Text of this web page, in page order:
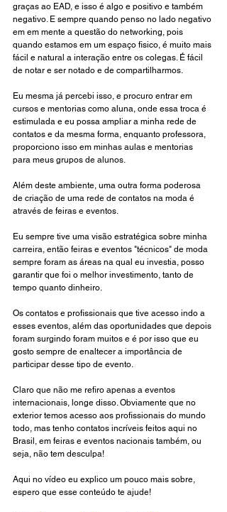
graças ao EAD, e isso é algo e positivo e também
negativo. E sempre quando penso no lado negativo
em em mente a questão do networking, pois
quando estamos em um espaço fisico, é muito mais
fácil e natural a interação entre os colegas. É fácil
de notar e ser notado e de compartilharmos.
Eu mesma já percebi isso, e procuro entrar em
cursos e mentorias como aluna, onde essa troca é
estimulada e eu possa ampliar a minha rede de
contatos e da mesma forma, enquanto professora,
proporciono isso em minhas aulas e mentorias
para meus grupos de alunos.
Além deste ambiente, uma outra forma poderosa
de criação de uma rede de contatos na moda é
através de feiras e eventos.
Eu sempre tive uma visão estratégica sobre minha
carreira, então feiras e eventos "técnicos" de moda
sempre foram as áreas na qual eu investia, posso
garantir que foi o melhor investimento, tanto de
tempo quanto dinheiro.
Os contatos e profissionais que tive acesso indo a
esses eventos, além das oportunidades que depois
foram surgindo foram muitos e é por isso que eu
gosto sempre de enaltecer a importância de
participar desse tipo de evento.
Claro que não me refiro apenas a eventos
internacionais, longe disso. Obviamente que no
exterior temos acesso aos profissionais do mundo
todo, mas tenho contatos incríveis feitos aqui no
Brasil, em feiras e eventos nacionais também, ou
seja, não tem desculpa!
Aqui no vídeo eu explico um pouco mais sobre,
espero que esse conteúdo te ajude!